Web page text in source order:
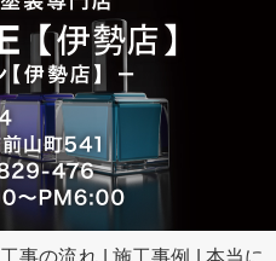
工事の流れ|施工事例
本当に